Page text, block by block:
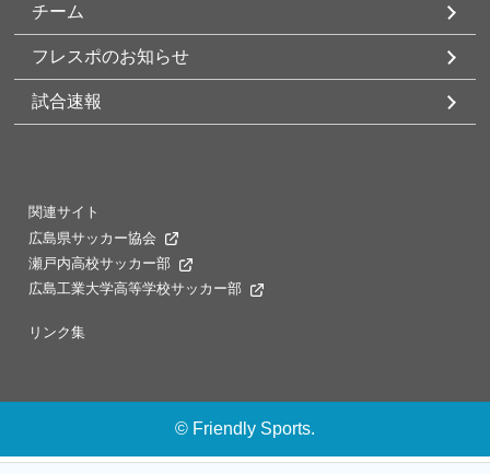
チーム
フレスポのお知らせ
試合速報
関連サイト
広島県サッカー協会
瀬戸内高校サッカー部
広島工業大学高等学校サッカー部
リンク集
© Friendly Sports.